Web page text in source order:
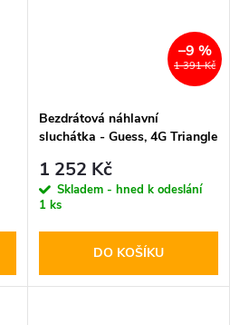
1 391 Kč
–9 %
Bezdrátová náhlavní
sluchátka - Guess, 4G Triangle
1 252 Kč
Skladem - hned k odeslání
1 ks
DO KOŠÍKU